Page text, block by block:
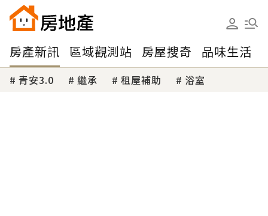
房產新訊 區域觀測站 房屋搜奇 品味生活
青安3.0 繼承 租屋補助 浴室